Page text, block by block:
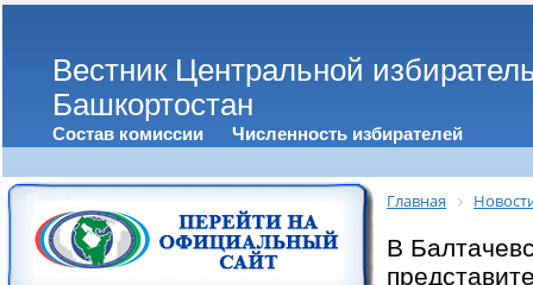
Вестник Центральной
Башкортостан
Состав комиссии Численность избирателей
Главная
В